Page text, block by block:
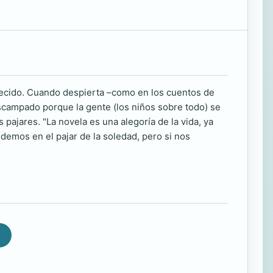
Cuando despierta –como en los cuentos de
porque la gente (los niños sobre todo) se
"La novela es una alegoría de la vida, ya
en el pajar de la soledad, pero si nos